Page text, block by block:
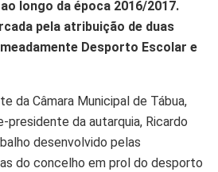
longo da época 2016/2017.
pela atribuição de duas
Desporto Escolar e
da Câmara Municipal de Tábua,
presidente da autarquia, Ricardo
desenvolvido pelas
do concelho em prol do desporto